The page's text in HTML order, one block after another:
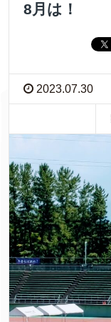
8月は！
2023.07.30